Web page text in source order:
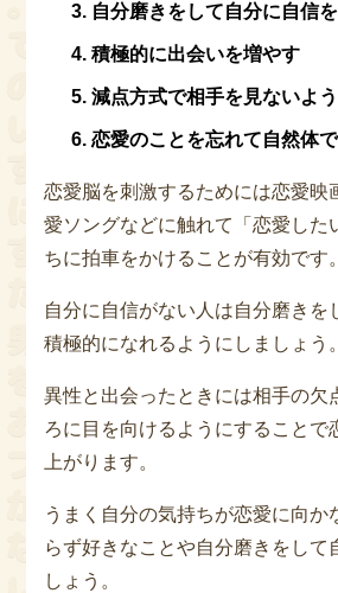
自分磨きをして自分に自信
積極的に出会いを増やす
減点方式で相手を見ないよ
恋愛のことを忘れて自然体
恋愛脳を刺激するためには恋愛映
愛ソングなどに触れて「恋愛した
ちに拍車をかけることが有効です。
自分に自信がない人は自分磨きを
積極的になれるようにしましょう。
異性と出会ったときには相手の欠
ろに目を向けるようにすることで
上がります。
うまく自分の気持ちが恋愛に向か
らず好きなことや自分磨きをして
しょう。